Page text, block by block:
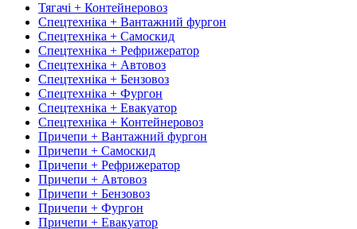
Тягачі + Контейнеровоз
Спецтехніка + Вантажний фургон
Спецтехніка + Самоскид
Спецтехніка + Рефрижератор
Спецтехніка + Автовоз
Спецтехніка + Бензовоз
Спецтехніка + Фургон
Спецтехніка + Евакуатор
Спецтехніка + Контейнеровоз
Причепи + Вантажний фургон
Причепи + Самоскид
Причепи + Рефрижератор
Причепи + Автовоз
Причепи + Бензовоз
Причепи + Фургон
Причепи + Евакуатор